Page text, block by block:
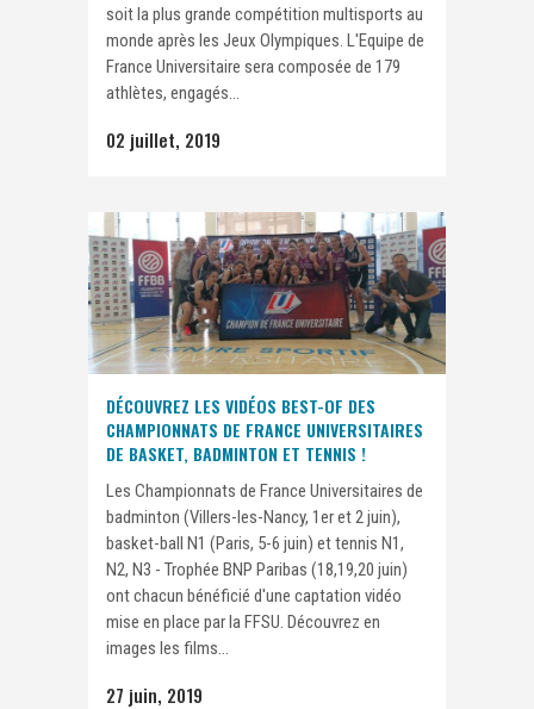
soit la plus grande compétition multisports au
monde après les Jeux Olympiques. L'Equipe de
France Universitaire sera composée de 179
athlètes, engagés...
02 juillet, 2019
DÉCOUVREZ LES VIDÉOS BEST-OF DES
CHAMPIONNATS DE FRANCE UNIVERSITAIRES
DE BASKET, BADMINTON ET TENNIS !
Les Championnats de France Universitaires de
badminton (Villers-les-Nancy, 1er et 2 juin),
basket-ball N1 (Paris, 5-6 juin) et tennis N1,
N2, N3 - Trophée BNP Paribas (18,19,20 juin)
ont chacun bénéficié d'une captation vidéo
mise en place par la FFSU. Découvrez en
images les films...
27 juin, 2019